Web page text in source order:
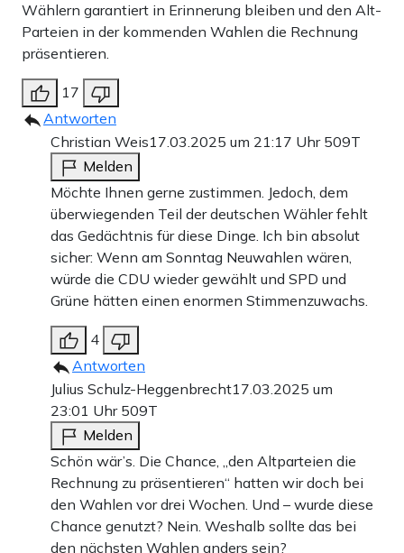
Wählern garantiert in Erinnerung bleiben und den Alt-
Parteien in der kommenden Wahlen die Rechnung
präsentieren.
17
Antworten
Christian Weis17.03.2025 um 21:17 Uhr 509T
Melden
Möchte Ihnen gerne zustimmen. Jedoch, dem
überwiegenden Teil der deutschen Wähler fehlt
das Gedächtnis für diese Dinge. Ich bin absolut
sicher: Wenn am Sonntag Neuwahlen wären,
würde die CDU wieder gewählt und SPD und
Grüne hätten einen enormen Stimmenzuwachs.
4
Antworten
Julius Schulz-Heggenbrecht17.03.2025 um
23:01 Uhr 509T
Melden
Schön wär’s. Die Chance, „den Altparteien die
Rechnung zu präsentieren“ hatten wir doch bei
den Wahlen vor drei Wochen. Und – wurde diese
Chance genutzt? Nein. Weshalb sollte das bei
den nächsten Wahlen anders sein?